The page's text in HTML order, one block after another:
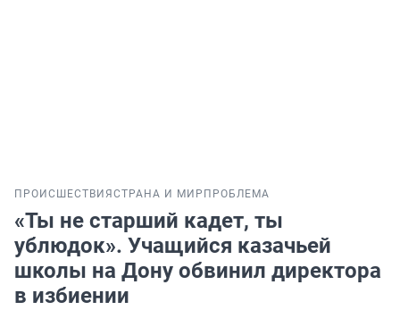
ПРОИСШЕСТВИЯ СТРАНА И МИР ПРОБЛЕМА
«Ты не старший кадет, ты
ублюдок». Учащийся казачьей
школы на Дону обвинил директора
в избиении